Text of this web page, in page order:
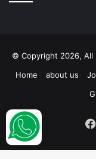
© Copyright 2026, All
Home
about us